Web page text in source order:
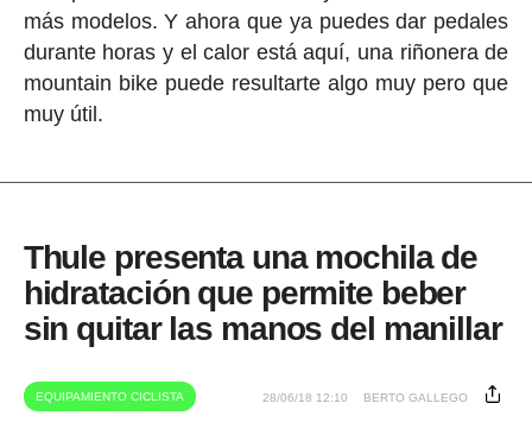
más modelos. Y ahora que ya puedes dar pedales
durante horas y el calor está aquí, una riñonera de
mountain bike puede resultarte algo muy pero que
muy útil.
Thule presenta una mochila de
hidratación que permite beber
sin quitar las manos del manillar
EQUIPAMIENTO CICLISTA 28/06/18 12:10 BERTO GALLEGO